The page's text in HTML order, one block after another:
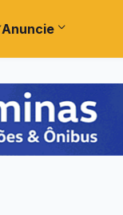
Anuncie